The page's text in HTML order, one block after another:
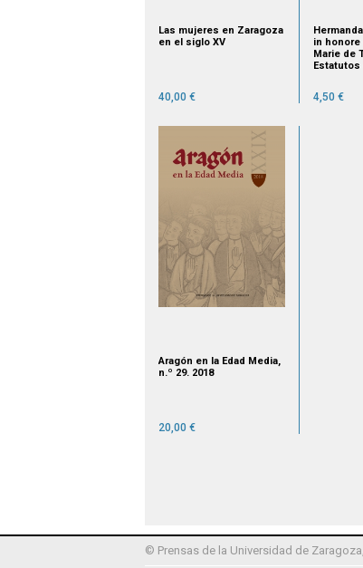
Las mujeres en Zaragoza
en el siglo XV
40,00 €
in honore
Marie de
Estatutos
4,50 €
Aragón en la Edad Media,
n.º 29. 2018
20,00 €
© Prensas de la Universidad de